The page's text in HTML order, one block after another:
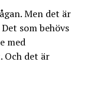
Men det är
som behövs
med
Och det är